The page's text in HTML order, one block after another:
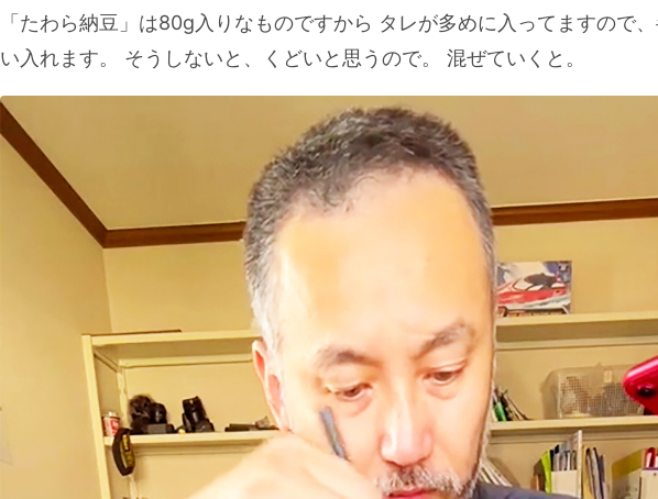
「たわら納豆」は80g入りなものですから タレが多めに入ってますので
い入れます。 そうしないと、くどいと思うので。 混ぜていくと。